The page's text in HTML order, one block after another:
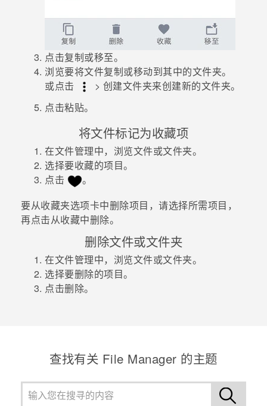
点击复制或移至。
浏览要将文件复制或移动到其中的文件夹。
或点击
> 创建文件夹来创建新的文件夹。
点击粘贴。
将文件标记为收藏项
在文件管理中，浏览文件或文件夹。
选择要收藏的项目。
点击
。
要从收藏夹选项卡中删除项目，请选择所需项目，
再点击从收藏中删除。
删除文件或文件夹
在文件管理中，浏览文件或文件夹。
选择要删除的项目。
点击删除。
查找有关 File Manager 的主题